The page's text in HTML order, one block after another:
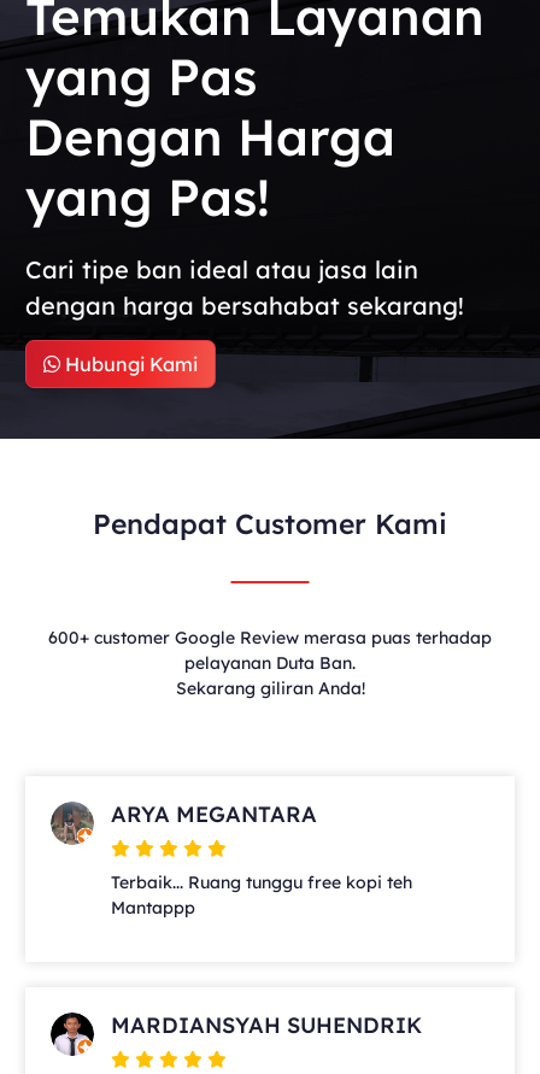
yang Pas
Dengan Harga
yang Pas!
Cari tipe ban ideal atau jasa lain
dengan harga bersahabat sekarang!
Hubungi Kami
Pendapat Customer Kami
600+ customer Google Review merasa puas terhadap
pelayanan Duta Ban.
Sekarang giliran Anda!
ARYA MEGANTARA
Terbaik... Ruang tunggu free kopi teh
Mantappp
MARDIANSYAH SUHENDRIK